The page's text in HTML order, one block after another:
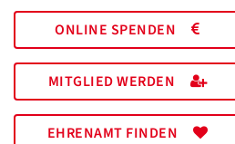
ONLINE SPENDEN
MITGLIED WERDEN
EHRENAMT FINDEN